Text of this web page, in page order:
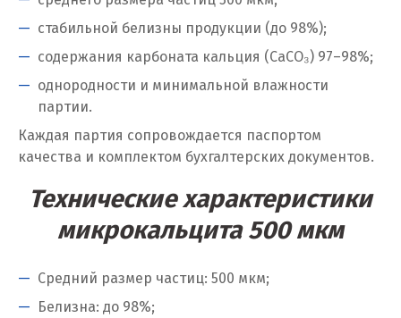
Чита
Щ
Щёлково
Э
Я
стабильной белизны продукции (до 98%);
содержания карбоната кальция (CaCO₃) 97–98%;
однородности и минимальной влажности
партии.
Каждая партия сопровождается паспортом
качества и комплектом бухгалтерских документов.
Технические характеристики
микрокальцита 500 мкм
Средний размер частиц: 500 мкм;
Белизна: до 98%;